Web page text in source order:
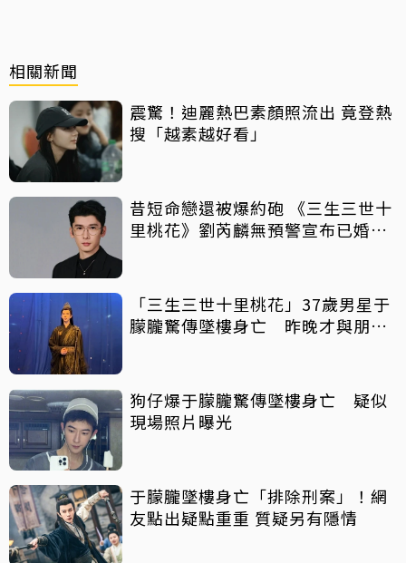
相關新聞
震驚！迪麗熱巴素顏照流出 竟登熱
搜「越素越好看」
昔短命戀還被爆約砲 《三生三世十
里桃花》劉芮麟無預警宣布已婚生
「三生三世十里桃花」37歲男星于
朦朧驚傳墜樓身亡 昨晚才與朋友
狗仔爆于朦朧驚傳墜樓身亡 疑似
現場照片曝光
于朦朧墜樓身亡「排除刑案」！網
友點出疑點重重 質疑另有隱情